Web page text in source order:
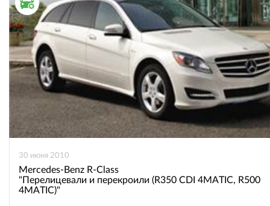
ТЕСТ ДРАЙВ
30 июня 2010
Mercedes-Benz R-Class
"Перелицевали и перекроили (R350 CDI 4MATIC, R500
4MATIC)"